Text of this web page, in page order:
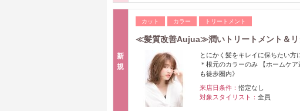
新
規
カット カラー トリートメント
≪髪質改善Aujua≫潤いトリートメント＆リ
とにかく髪をキレイに保ちたい
＊根元のカラーのみ 【ホーム
も徒歩圏内》
来店日条件： 指定なし
対象スタイリスト： 全員